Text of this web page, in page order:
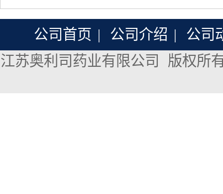
公司首页 | 公司介绍 |
公司
江苏奥利司药业有限公司
版权所